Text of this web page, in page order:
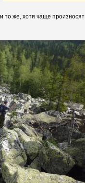
то же, хотя чаще